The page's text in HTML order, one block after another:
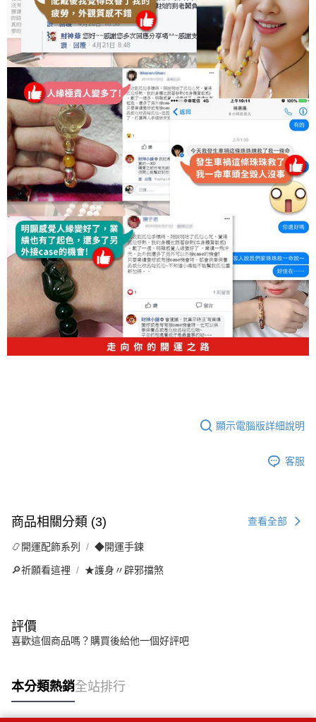
顯示電腦版詳細說明
客服
商品相關分類 (3) 查看全部
📿開運配飾系列 ◆開運手鍊
🔎祈願看這裡 ★護身〃辟邪擋煞
評價
喜歡這個商品嗎？購買後給他一個好評吧
本分類熱銷全站排行